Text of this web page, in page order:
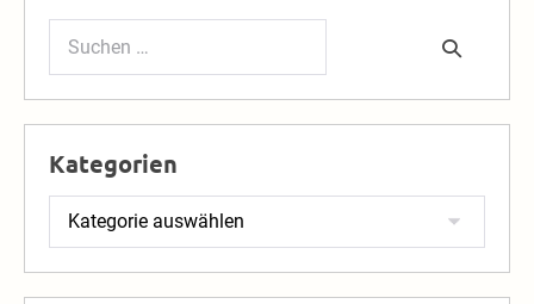
Suchen
Kategorien
Kategorien